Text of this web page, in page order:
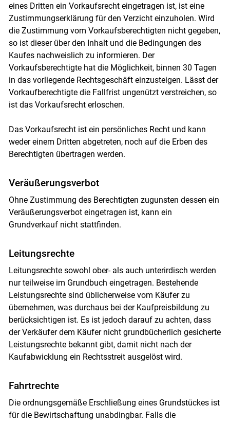
eines Dritten ein Vorkaufsrecht eingetragen ist, ist eine
Zustimmungserklärung für den Verzicht einzuholen. Wird
die Zustimmung vom Vorkaufsberechtigten nicht gegeben,
so ist dieser über den Inhalt und die Bedingungen des
Kaufes nachweislich zu informieren. Der
Vorkaufsberechtigte hat die Möglichkeit, binnen 30 Tagen
in das vorliegende Rechtsgeschäft einzusteigen. Lässt der
Vorkaufberechtigte die Fallfrist ungenützt verstreichen, so
ist das Vorkaufsrecht erloschen.
Das Vorkaufsrecht ist ein persönliches Recht und kann
weder einem Dritten abgetreten, noch auf die Erben des
Berechtigten übertragen werden.
Veräußerungsverbot
Ohne Zustimmung des Berechtigten zugunsten dessen ein
Veräußerungsverbot eingetragen ist, kann ein
Grundverkauf nicht stattfinden.
Leitungsrechte
Leitungsrechte sowohl ober- als auch unterirdisch werden
nur teilweise im Grundbuch eingetragen. Bestehende
Leistungsrechte sind üblicherweise vom Käufer zu
übernehmen, was durchaus bei der Kaufpreisbildung zu
berücksichtigen ist. Es ist jedoch darauf zu achten, dass
der Verkäufer dem Käufer nicht grundbücherlich gesicherte
Leistungsrechte bekannt gibt, damit nicht nach der
Kaufabwicklung ein Rechtsstreit ausgelöst wird.
Fahrtrechte
Die ordnungsgemäße Erschließung eines Grundstückes ist
für die Bewirtschaftung unabdingbar. Falls die